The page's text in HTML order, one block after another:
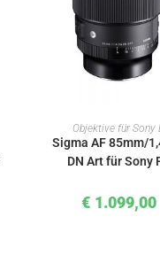
IN DEN
Objektive für Sony
Sigma AF 85mm/
DN Art für Sony
€ 1.099,00